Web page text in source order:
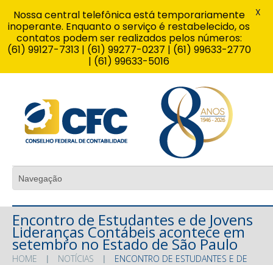
Encontro de Estudantes e de Jovens
Lideranças Contábeis acontece em
setembro no Estado de São Paulo
HOME NOTÍCIAS
ENCONTRO DE ESTUDANTES E DE
Nossa central telefônica está temporariamente
inoperante. Enquanto o serviço é restabelecido, os
contatos podem ser realizados pelos números:
(61) 99127-7313 | (61) 99277-0237 | (61) 99633-2770
| (61) 99633-5016
X